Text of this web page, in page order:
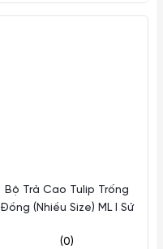
Bộ Trà Cao Tulip Trống
Đồng (Nhiều Size) ML I Sứ
(0)